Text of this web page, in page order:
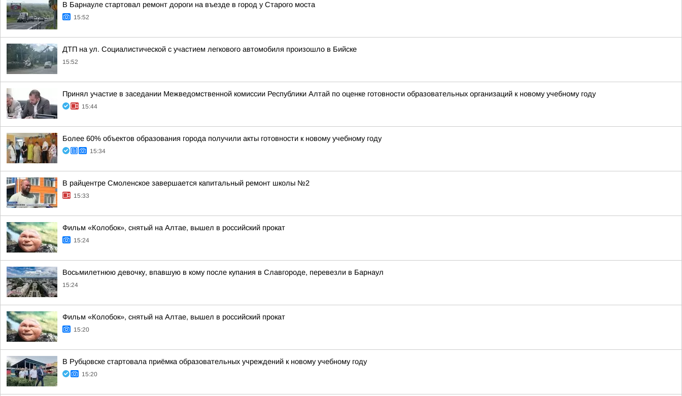
В Барнауле стартовал ремонт дороги на въезде в город у Старого моста
15:52
ДТП на ул. Социалистической с участием легкового автомобиля произошло в Бийске
15:52
Принял участие в заседании Межведомственной комиссии Республики Алтай по оценке готовности образовательных организаций к новому учебному году
15:44
Более 60% объектов образования города получили акты готовности к новому учебному году
15:34
В райцентре Смоленское завершается капитальный ремонт школы №2
15:33
Фильм «Колобок», снятый на Алтае, вышел в российский прокат
15:24
Восьмилетнюю девочку, впавшую в кому после купания в Славгороде, перевезли в Барнаул
15:24
Фильм «Колобок», снятый на Алтае, вышел в российский прокат
15:20
В Рубцовске стартовала приёмка образовательных учреждений к новому учебному году
15:20